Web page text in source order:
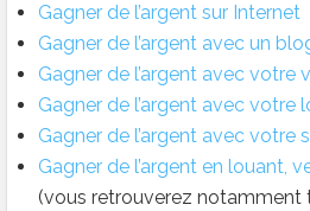
Gagner de l’argent sur Internet
Gagner de l’argent avec un
Gagner de l’argent avec votre
Gagner de l’argent avec votre
Gagner de l’argent avec votre
Gagner de l’argent en louant,
(vous retrouverez notamment